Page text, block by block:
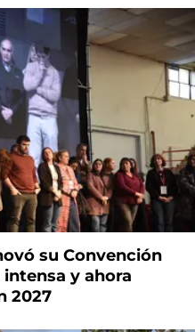
su Convención
y ahora
2027